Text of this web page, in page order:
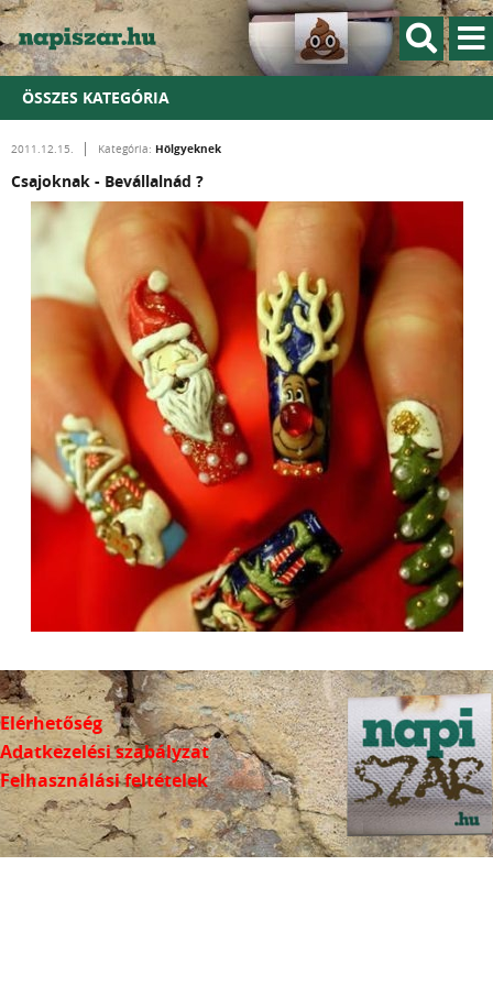
ÖSSZES KATEGÓRIA
2011.12.15. Kategória: Hölgyeknek
Csajoknak - Bevállalnád ?
Elérhetőség
Adatkezelési szabályzat
Felhasználási feltételek